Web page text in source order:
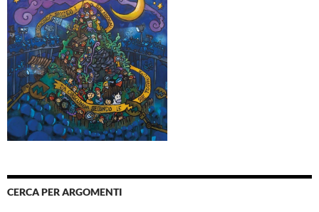
CERCA PER ARGOMENTI